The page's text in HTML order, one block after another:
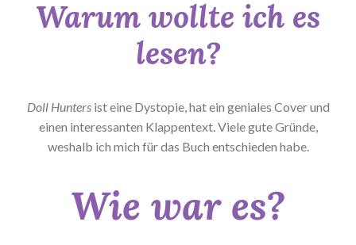
Warum wollte ich es
lesen?
Doll Huntersist eine Dystopie, hat ein geniales Cover und
einen interessanten Klappentext. Viele gute Gründe,
weshalb ich mich für das Buch entschieden habe.
Wie war es?